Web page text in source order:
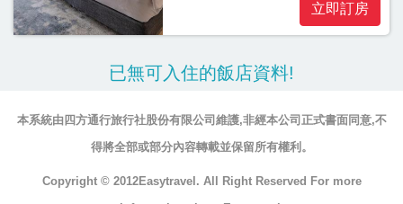
立即訂房
已無可入住的飯店資料!
本系統由四方通行旅行社股份有限公司維護,非經本公司正式書面同意,不
得將全部或部分內容轉載並保留所有權利。
Copyright © 2012Easytravel. All Right Reserved For more